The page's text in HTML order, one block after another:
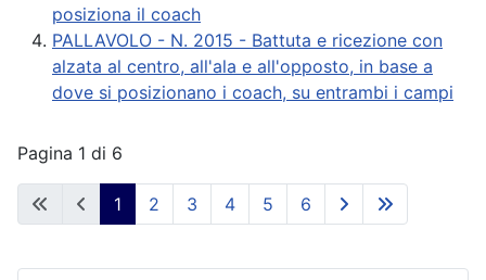
posiziona il coach
PALLAVOLO - N. 2015 - Battuta e ricezione con
alzata al centro, all'ala e all'opposto, in base a
dove si posizionano i coach, su entrambi i campi
Pagina 1 di 6
1 2 3 4 5 6